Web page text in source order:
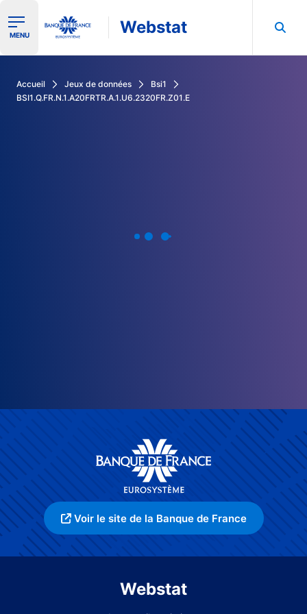
Ouvrir le menu de navigation
MENU Webstat
Accueil Jeux de données
Bsi1
BSI1.Q.FR.N.1.A20FRTR.A.1.U6.2320FR.Z01.E
Voir le site de la Banque de France
Webstat